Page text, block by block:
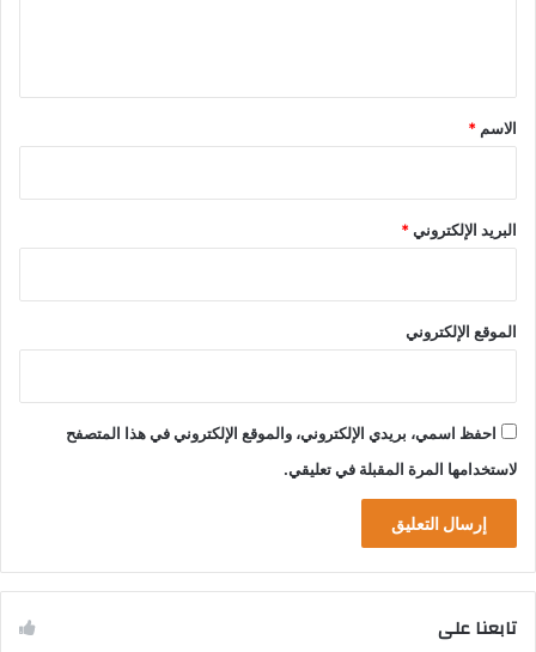
*
الاسم *
البريد الإلكتروني*
الموقع الإلكتروني
احفظ اسمي، بريدي الإلكتروني، والموقع الإلكتروني في هذا المتصفح
لاستخدامها المرة المقبلة في تعليقي.
تابعنا على